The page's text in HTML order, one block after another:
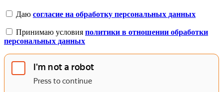
Даю согласие на обработку персональных данных
Принимаю условия политики в отношении обработки
персональных данных